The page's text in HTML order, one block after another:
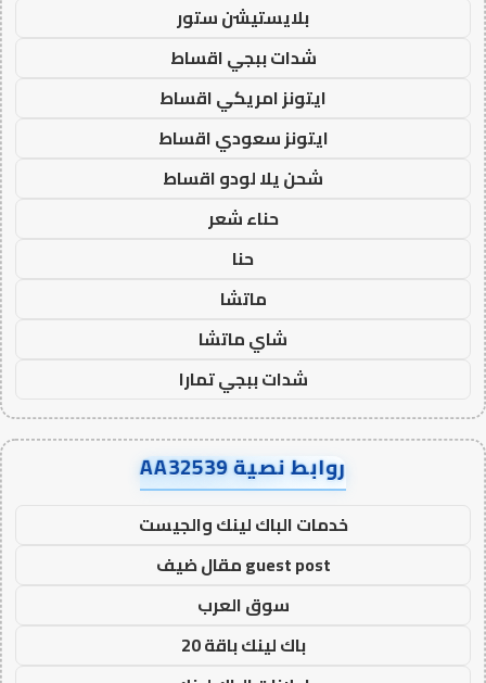
بلايستيشن ستور
شدات ببجي اقساط
ايتونز امريكي اقساط
ايتونز سعودي اقساط
شحن يلا لودو اقساط
حناء شعر
حنا
ماتشا
شاي ماتشا
شدات ببجي تمارا
روابط نصية AA32539
خدمات الباك لينك والجيست
guest post مقال ضيف
سوق العرب
باك لينك باقة 20